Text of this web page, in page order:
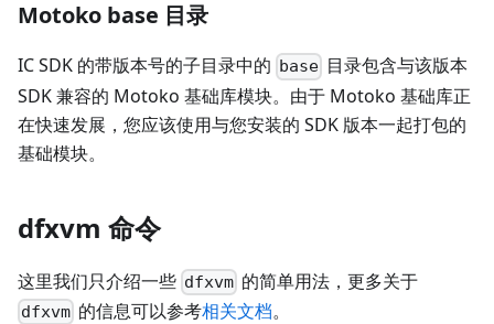
Motoko base 目录
IC SDK 的带版本号的子目录中的 base 目录包含与该版本
SDK 兼容的 Motoko 基础库模块。由于 Motoko 基础库正
在快速发展，您应该使用与您安装的 SDK 版本一起打包的
基础模块。
dfxvm 命令
这里我们只介绍一些 dfxvm 的简单用法，更多关于
dfxvm 的信息可以参考相关文档。